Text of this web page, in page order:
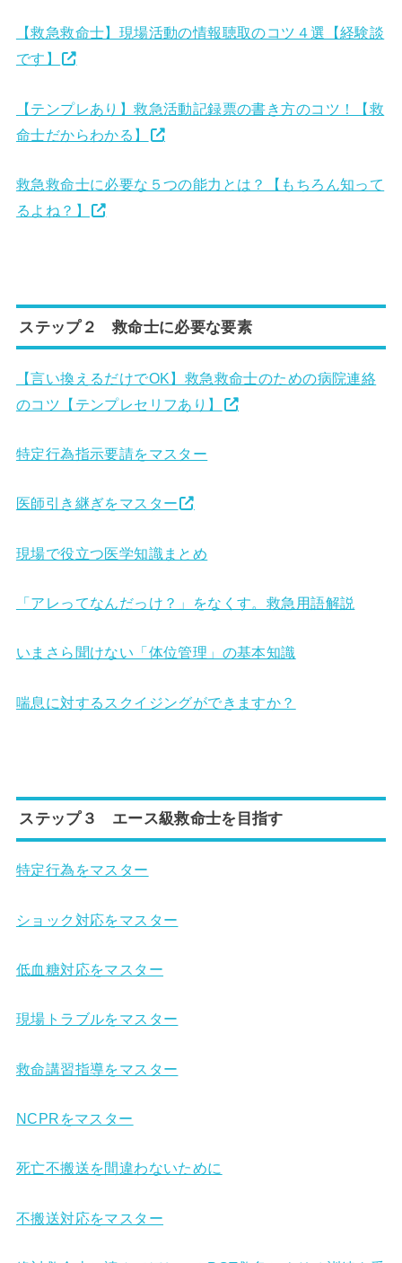
【救急救命士】現場活動の情報聴取のコツ４選【経験談
です】
【テンプレあり】救急活動記録票の書き方のコツ！【救
命士だからわかる】
救急救命士に必要な５つの能力とは？【もちろん知って
るよね？】
ステップ２ 救命士に必要な要素
【言い換えるだけでOK】救急救命士のための病院連絡
のコツ【テンプレセリフあり】
特定行為指示要請をマスター
医師引き継ぎをマスター
現場で役立つ医学知識まとめ
「アレってなんだっけ？」をなくす。救急用語解説
いまさら聞けない「体位管理」の基本知識
喘息に対するスクイジングができますか？
ステップ３ エース級救命士を目指す
特定行為をマスター
ショック対応をマスター
低血糖対応をマスター
現場トラブルをマスター
救命講習指導をマスター
NCPRをマスター
死亡不搬送を間違わないために
不搬送対応をマスター